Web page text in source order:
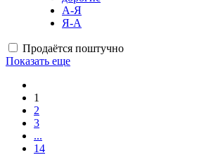
А-Я
Я-А
Продаётся поштучно
Показать еще
1
2
3
...
14